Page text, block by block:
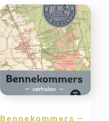
Bennekommers –